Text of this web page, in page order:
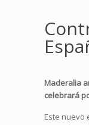
Maderalia
celebrará
Este nuevo